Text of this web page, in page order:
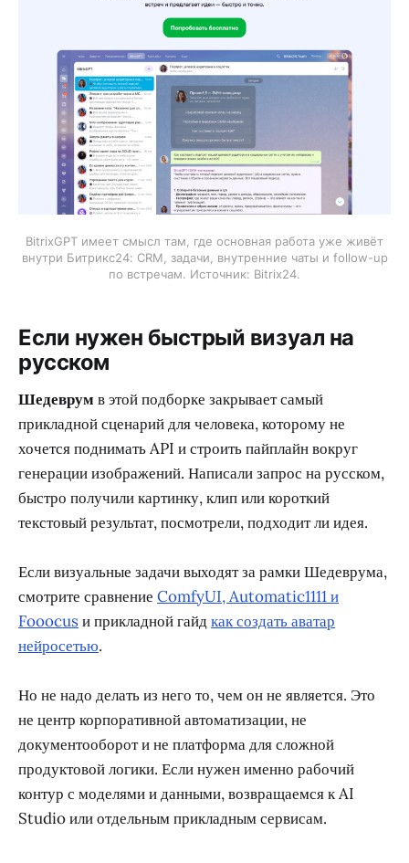
BitrixGPT имеет смысл там, где основная работа уже живёт
внутри Битрикс24: CRM, задачи, внутренние чаты и follow-up
по встречам. Источник: Bitrix24.
Если нужен быстрый визуал на
русском
Шедеврум в этой подборке закрывает самый
прикладной сценарий для человека, которому не
хочется поднимать API и строить пайплайн вокруг
генерации изображений. Написали запрос на русском,
быстро получили картинку, клип или короткий
текстовый результат, посмотрели, подходит ли идея.
Если визуальные задачи выходят за рамки Шедеврума,
смотрите сравнение ComfyUI, Automatic1111 и
Fooocusи прикладной гайдкак создать аватар
нейросетью.
Но не надо делать из него то, чем он не является. Это
не центр корпоративной автоматизации, не
документооборот и не платформа для сложной
продуктовой логики. Если нужен именно рабочий
контур с моделями и данными, возвращаемся к AI
Studio или отдельным прикладным сервисам.